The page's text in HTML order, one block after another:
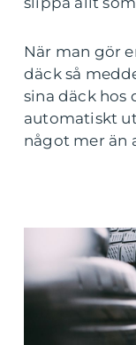
När man gör
däck så
sina däck hos
automatiskt
något mer än